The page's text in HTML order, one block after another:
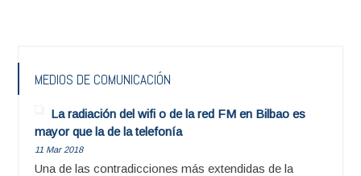
MEDIOS DE COMUNICACIÓN
La radiación del wifi o de la red FM en Bilbao es
mayor que la de la telefonía
11 Mar 2018
Una de las contradicciones más extendidas de la